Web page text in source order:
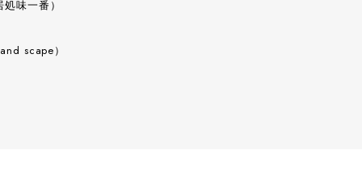
処味一番）
scape）